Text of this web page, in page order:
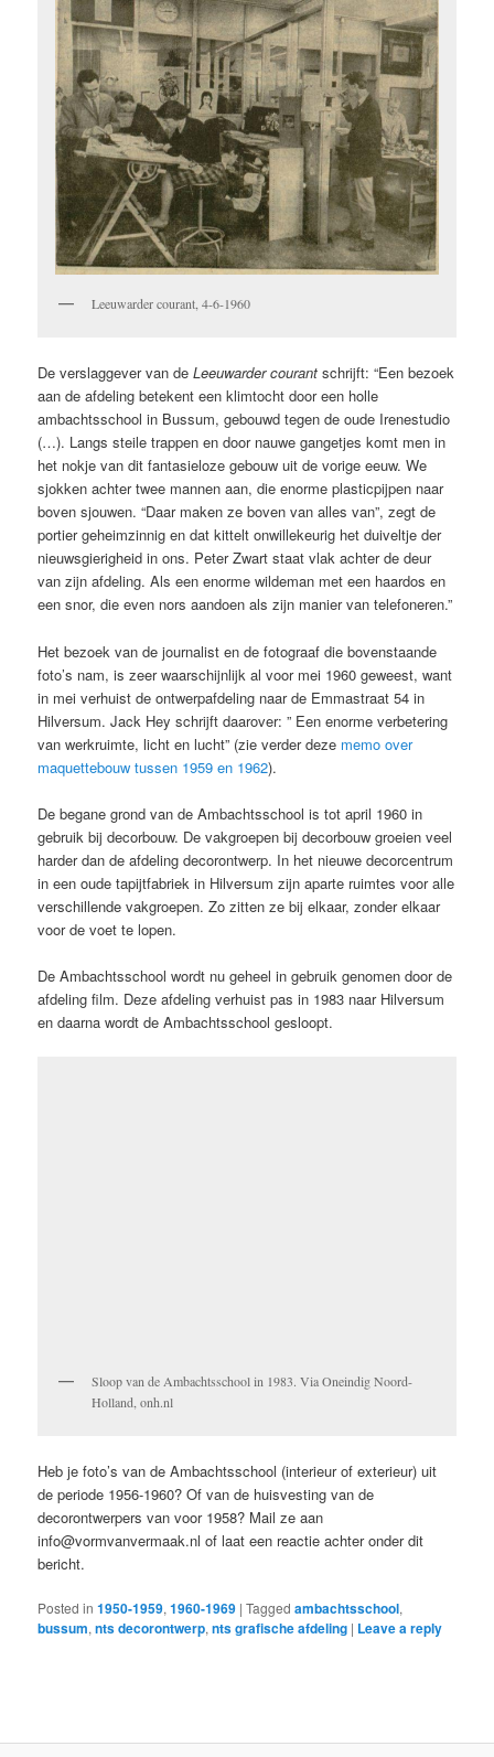
Leeuwarder courant, 4-6-1960
De verslaggever van deLeeuwarder courant schrijft: “Een bezoek
aan de afdeling betekent een klimtocht door een holle
ambachtsschool in Bussum, gebouwd tegen de oude Irenestudio
(…). Langs steile trappen en door nauwe gangetjes komt men in
het nokje van dit fantasieloze gebouw uit de vorige eeuw. We
sjokken achter twee mannen aan, die enorme plasticpijpen naar
boven sjouwen. “Daar maken ze boven van alles van”, zegt de
portier geheimzinnig en dat kittelt onwillekeurig het duiveltje der
nieuwsgierigheid in ons. Peter Zwart staat vlak achter de deur
van zijn afdeling. Als een enorme wildeman met een haardos en
een snor, die even nors aandoen als zijn manier van telefoneren.”
Het bezoek van de journalist en de fotograaf die bovenstaande
foto’s nam, is zeer waarschijnlijk al voor mei 1960 geweest, want
in mei verhuist de ontwerpafdeling naar de Emmastraat 54 in
Hilversum. Jack Hey schrijft daarover: ” Een enorme verbetering
van werkruimte, licht en lucht” (zie verder deze memo over
maquettebouw tussen 1959 en 1962).
De begane grond van de Ambachtsschool is tot april 1960 in
gebruik bij decorbouw. De vakgroepen bij decorbouw groeien veel
harder dan de afdeling decorontwerp. In het nieuwe decorcentrum
in een oude tapijtfabriek in Hilversum zijn aparte ruimtes voor alle
verschillende vakgroepen. Zo zitten ze bij elkaar, zonder elkaar
voor de voet te lopen.
De Ambachtsschool wordt nu geheel in gebruik genomen door de
afdeling film. Deze afdeling verhuist pas in 1983 naar Hilversum
en daarna wordt de Ambachtsschool gesloopt.
Sloop van de Ambachtsschool in 1983. Via Oneindig Noord-
Holland, onh.nl
Heb je foto’s van de Ambachtsschool (interieur of exterieur) uit
de periode 1956-1960? Of van de huisvesting van de
decorontwerpers van voor 1958? Mail ze aan
info@vormvanvermaak.nl of laat een reactie achter onder dit
bericht.
Posted in 1950-1959,1960-1969 |Tagged ambachtsschool,
bussum,nts decorontwerp,nts grafische afdeling | Leave a reply